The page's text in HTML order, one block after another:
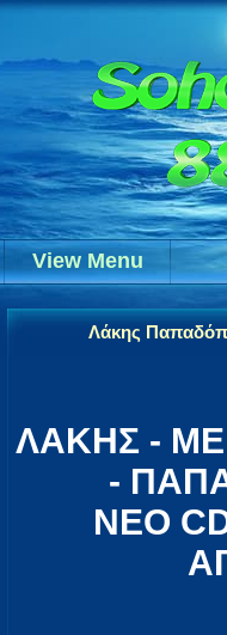
View Menu
Λάκης
ΛΑΚΗΣ -
-
ΝΕΟ